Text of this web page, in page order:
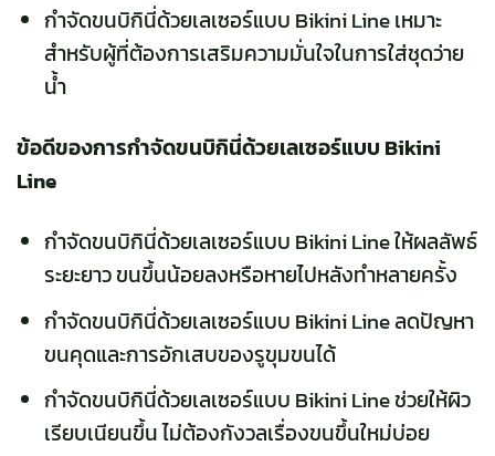
กำจัดขนบิกินี่ด้วยเลเซอร์แบบ Bikini Line เหมาะ
สำหรับผู้ที่ต้องการเสริมความมั่นใจในการใส่ชุดว่าย
น้ำ
ข้อดีของการกำจัดขนบิกินี่ด้วยเลเซอร์แบบ Bikini
Line
กำจัดขนบิกินี่ด้วยเลเซอร์แบบ Bikini Line ให้ผลลัพธ์
ระยะยาว ขนขึ้นน้อยลงหรือหายไปหลังทำหลายครั้ง
กำจัดขนบิกินี่ด้วยเลเซอร์แบบ Bikini Line ลดปัญหา
ขนคุดและการอักเสบของรูขุมขนได้
กำจัดขนบิกินี่ด้วยเลเซอร์แบบ Bikini Line ช่วยให้ผิว
เรียบเนียนขึ้น ไม่ต้องกังวลเรื่องขนขึ้นใหม่บ่อย